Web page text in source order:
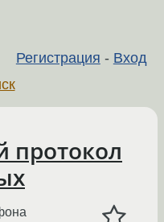
Регистрация - Вход